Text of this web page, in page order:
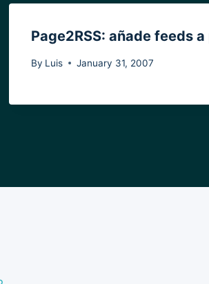
Page2RSS: añade feeds
By Luis January 31, 2007